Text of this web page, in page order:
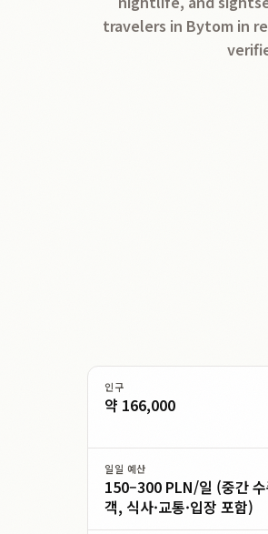
travelers in Bytom in
인구
약 166,000
일일 예산
150–300 PLN/일 (중간
객, 식사·교통·입장 포함)